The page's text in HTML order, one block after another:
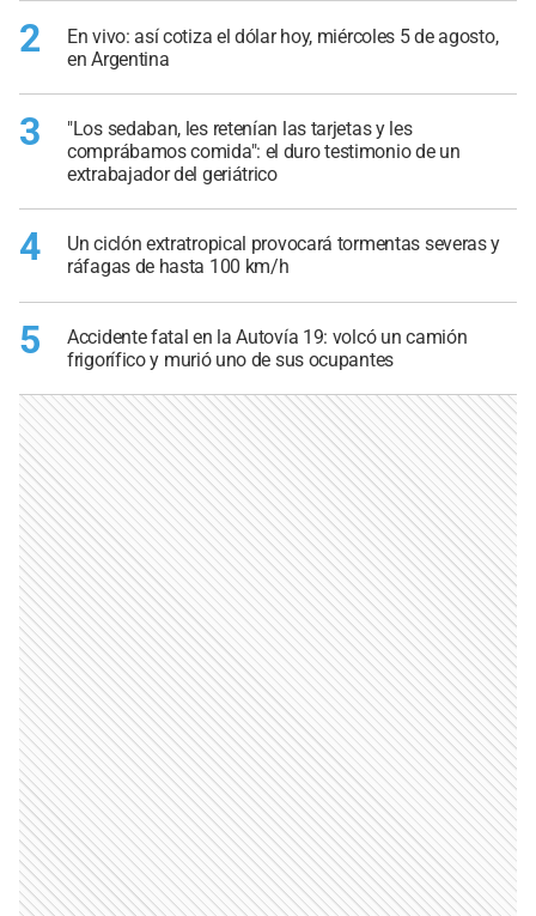
2
En vivo: así cotiza el dólar hoy, miércoles 5 de agosto,
en Argentina
3
"Los sedaban, les retenían las tarjetas y les
comprábamos comida": el duro testimonio de un
extrabajador del geriátrico
4
Un ciclón extratropical provocará tormentas severas y
ráfagas de hasta 100 km/h
5
Accidente fatal en la Autovía 19: volcó un camión
frigorífico y murió uno de sus ocupantes